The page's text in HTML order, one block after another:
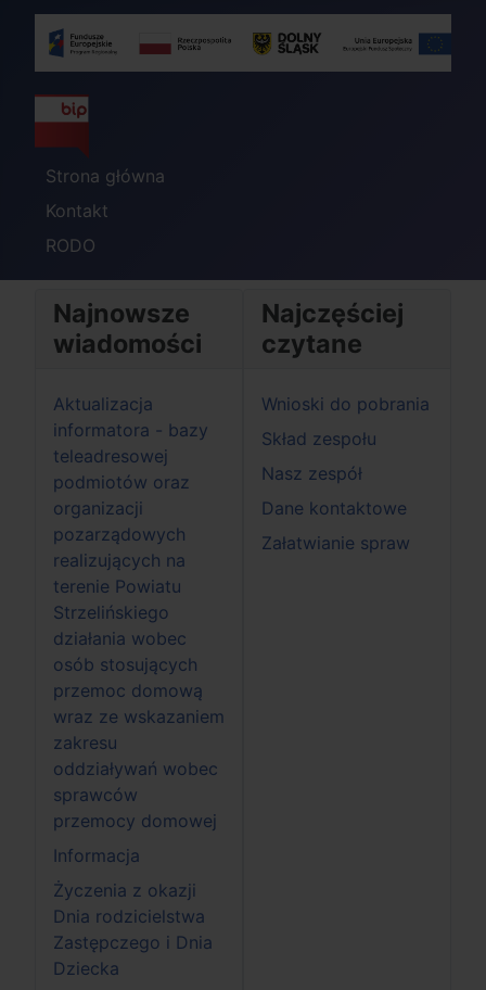
Strona główna
Kontakt
RODO
Najnowsze
wiadomości
Aktualizacja
informatora - bazy
teleadresowej
podmiotów oraz
organizacji
pozarządowych
realizujących na
terenie Powiatu
Strzelińskiego
działania wobec
osób stosujących
przemoc domową
wraz ze wskazaniem
zakresu
oddziaływań wobec
sprawców
przemocy domowej
Informacja
Życzenia z okazji
Dnia rodzicielstwa
Zastępczego i Dnia
Dziecka
Najczęściej
czytane
Wnioski do pobrania
Skład zespołu
Nasz zespół
Dane kontaktowe
Załatwianie spraw